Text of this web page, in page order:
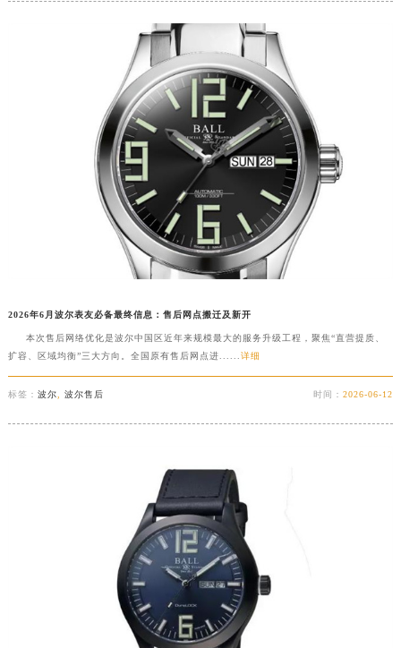
2026年6月波尔表友必备最终信息：售后网点搬迁及新开
本次售后网络优化是波尔中国区近年来规模最大的服务升级工程，聚焦“直营提质、
扩容、区域均衡”三大方向。全国原有售后网点进......详细
标签： 波尔, 波尔售后 时间：2026-06-12